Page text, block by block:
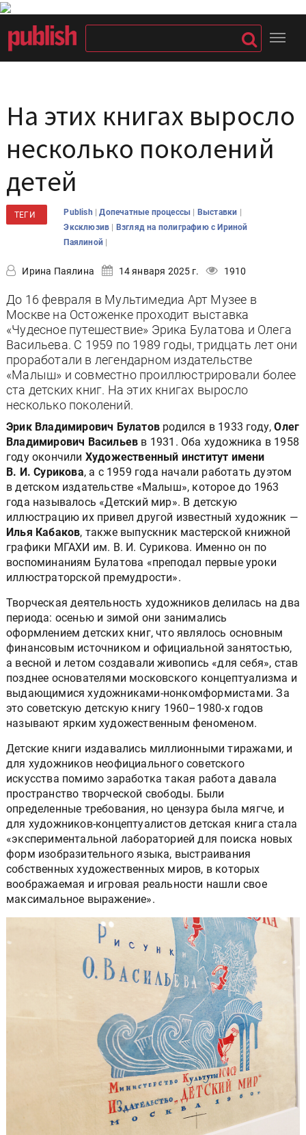
На этих книгах выросло
несколько поколений
детей
ТЕГИ Publish |Допечатные процессы | Выставки |
Эксклюзив | Взгляд на полиграфию с Ириной
Паялиной |
Ирина Паялина 14 января 2025 г. 1910
До 16 февраля в Мультимедиа Арт Музее в
Москве на Остоженке проходит выставка
«Чудесное путешествие» Эрика Булатова и Олега
Васильева. С 1959 по 1989 годы, тридцать лет они
проработали в легендарном издательстве
«Малыш» и совместно проиллюстрировали более
ста детских книг. На этих книгах выросло
несколько поколений.
Эрик Владимирович Булатов родился в 1933 году,Олег
Владимирович Васильев в 1931. Оба художника в 1958
году окончили Художественный институт имени
В. И. Сурикова, а с 1959 года начали работать дуэтом
в детском издательстве «Малыш», которое до 1963
года называлось «Детский мир». В детскую
иллюстрацию их привел другой известный художник —
Илья Кабаков, также выпускник мастерской книжной
графики МГАХИ им. В. И. Сурикова. Именно он по
воспоминаниям Булатова «преподал первые уроки
иллюстраторской премудрости».
Творческая деятельность художников делилась на два
периода: осенью и зимой они занимались
оформлением детских книг, что являлось основным
финансовым источником и официальной занятостью,
а весной и летом создавали живопись «для себя», став
позднее основателями московского концептуализма и
выдающимися художниками-нонкомформистами. За
это советскую детскую книгу 1960–1980-х годов
называют ярким художественным феноменом.
Детские книги издавались миллионными тиражами, и
для художников неофициального советского
искусства помимо заработка такая работа давала
пространство творческой свободы. Были
определенные требования, но цензура была мягче, и
для художников-концептуалистов детская книга стала
«экспериментальной лабораторией для поиска новых
форм изобразительного языка, выстраивания
собственных художественных миров, в которых
воображаемая и игровая реальности нашли свое
максимальное выражение».